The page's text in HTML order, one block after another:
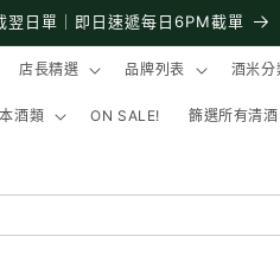
日單｜即日速遞每日6PM截單
店長精選 品牌列表 酒米分
酒類 ON SALE! 籂選所有清酒